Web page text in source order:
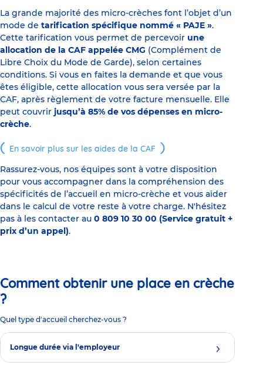
La grande majorité des micro-crèches font l’objet d’un
mode de tarification spécifique nommé « PAJE ».
Cette tarification vous permet de percevoir une
allocation de la CAF appelée CMG (Complément de
Libre Choix du Mode de Garde), selon certaines
conditions. Si vous en faites la demande et que vous
êtes éligible, cette allocation vous sera versée par la
CAF, après règlement de votre facture mensuelle. Elle
peut couvrir jusqu’à 85% de vos dépenses en micro-
crèche.
En savoir plus sur les aides de la CAF
Rassurez-vous, nos équipes sont à votre disposition
pour vous accompagner dans la compréhension des
spécificités de l’accueil en micro-crèche et vous aider
dans le calcul de votre reste à votre charge. N'hésitez
pas à les contacter au 0 809 10 30 00 (Service gratuit +
prix d’un appel).
Comment obtenir une place en crèche
?
Quel type d'accueil cherchez-vous ?
Longue durée via l'employeur